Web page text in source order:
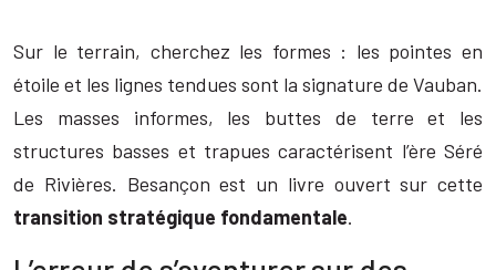
Sur le terrain, cherchez les formes : les pointes en
étoile et les lignes tendues sont la signature de Vauban.
Les masses informes, les buttes de terre et les
structures basses et trapues caractérisent l’ère Séré
de Rivières. Besançon est un livre ouvert sur cette
transition stratégique fondamentale.